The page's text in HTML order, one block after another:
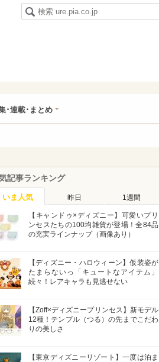
･連載･まとめ
記事ランキング
いま人気 昨日 1週間
【キャンドゥ×ディズニー】可愛いプリ
ンセスたちの100均雑貨が登場！全84品
の充実ラインナップ（画像あり）
【ディズニー・ハロウィーン】仮装姿が
たまらないっ「キュートなアイテム」
続々！レアキャラも見逃せない
【Zoff×ディズニープリンセス】新モデル
12種！テンプル（つる）の先までこだわ
りの美しさ
【東京ディズニーリゾート】一度は泊ま